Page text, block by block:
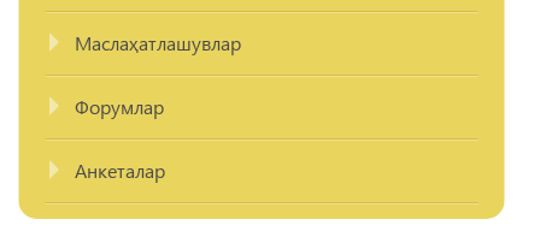
Маслаҳатлашувлар
Форумлар
Анкеталар